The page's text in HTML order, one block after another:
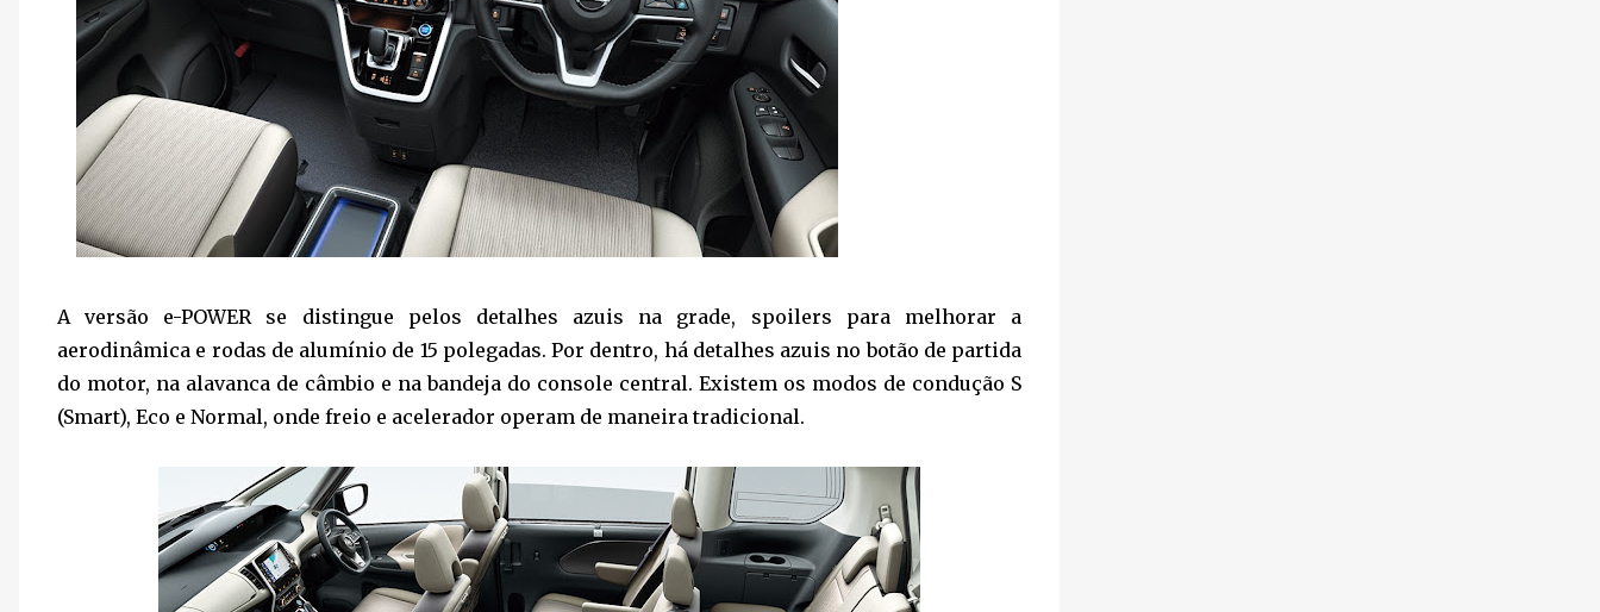
A versão e-POWER se distingue pelos detalhes azuis na grade, spoilers para melhorar a
aerodinâmica e rodas de alumínio de 15 polegadas. Por dentro, há detalhes azuis no botão de partida
do motor, na alavanca de câmbio e na bandeja do console central. Existem os modos de condução S
(Smart), Eco e Normal, onde freio e acelerador operam de maneira tradicional.